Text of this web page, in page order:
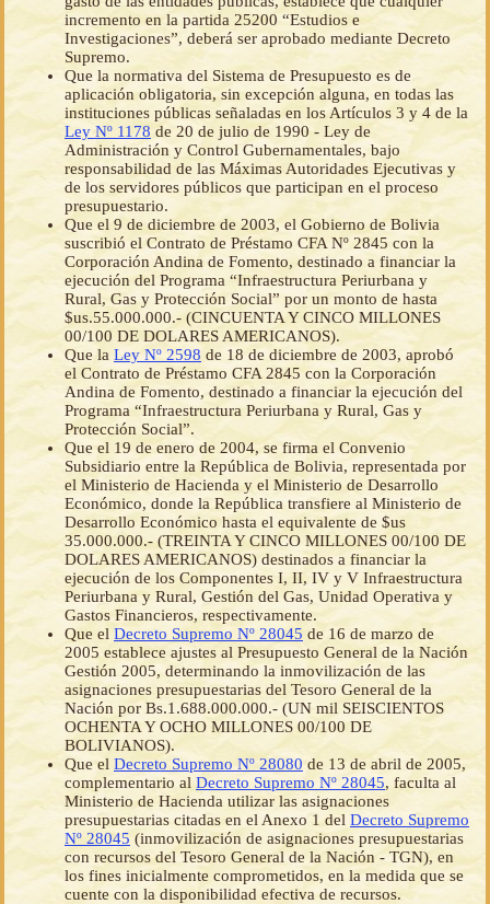
incremento en la partida 25200 “Estudios e
Investigaciones”, deberá ser aprobado mediante Decreto
Supremo.
Que la normativa del Sistema de Presupuesto es de
aplicación obligatoria, sin excepción alguna, en todas las
instituciones públicas señaladas en los Artículos 3 y 4 de la
Ley Nº 1178de 20 de julio de 1990 - Ley de
Administración y Control Gubernamentales, bajo
responsabilidad de las Máximas Autoridades Ejecutivas y
de los servidores públicos que participan en el proceso
presupuestario.
Que el 9 de diciembre de 2003, el Gobierno de Bolivia
suscribió el Contrato de Préstamo CFA Nº 2845 con la
Corporación Andina de Fomento, destinado a financiar la
ejecución del Programa “Infraestructura Periurbana y
Rural, Gas y Protección Social” por un monto de hasta
$us.55.000.000.- (CINCUENTA Y CINCO MILLONES
00/100 DE DOLARES AMERICANOS).
Que la Ley Nº 2598 de 18 de diciembre de 2003, aprobó
el Contrato de Préstamo CFA 2845 con la Corporación
Andina de Fomento, destinado a financiar la ejecución del
Programa “Infraestructura Periurbana y Rural, Gas y
Protección Social”.
Que el 19 de enero de 2004, se firma el Convenio
Subsidiario entre la República de Bolivia, representada por
el Ministerio de Hacienda y el Ministerio de Desarrollo
Económico, donde la República transfiere al Ministerio de
Desarrollo Económico hasta el equivalente de $us
35.000.000.- (TREINTA Y CINCO MILLONES 00/100 DE
DOLARES AMERICANOS) destinados a financiar la
ejecución de los Componentes I, II, IV y V Infraestructura
Periurbana y Rural, Gestión del Gas, Unidad Operativa y
Gastos Financieros, respectivamente.
Que el Decreto Supremo Nº 28045 de 16 de marzo de
2005 establece ajustes al Presupuesto General de la Nación
Gestión 2005, determinando la inmovilización de las
asignaciones presupuestarias del Tesoro General de la
Nación por Bs.1.688.000.000.- (UN mil SEISCIENTOS
OCHENTA Y OCHO MILLONES 00/100 DE
BOLIVIANOS).
Que el Decreto Supremo Nº 28080 de 13 de abril de 2005,
complementario al Decreto Supremo Nº 28045, faculta al
Ministerio de Hacienda utilizar las asignaciones
presupuestarias citadas en el Anexo 1 del Decreto Supremo
Nº 28045 (inmovilización de asignaciones presupuestarias
con recursos del Tesoro General de la Nación - TGN), en
los fines inicialmente comprometidos, en la medida que se
cuente con la disponibilidad efectiva de recursos.